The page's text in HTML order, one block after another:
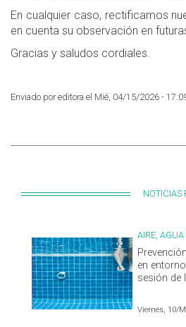
En cualquier caso, rectificamos
en cuenta su observación en
Gracias y saludos cordiales.
Enviado por editora el Mié, 04/15/2026 -
NOTICIAS
AIRE,
en
sesión de
Viernes, 10/